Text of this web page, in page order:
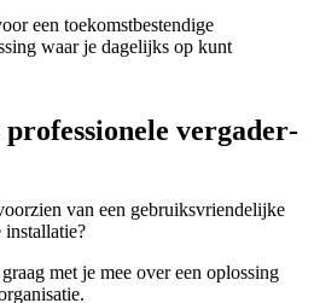
een toekomstbestendige
waar je dagelijks op kunt
professionele vergader­
van een gebruiksvriendelijke
installatie?
met je mee over een oplossing